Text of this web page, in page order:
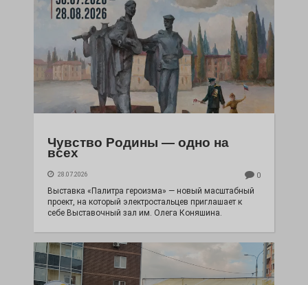
Чувство Родины — одно на
всех
28.07.2026 0
Выставка «Палитра героизма» — новый масштабный
проект, на который электростальцев приглашает к
себе Выставочный зал им. Олега Коняшина.